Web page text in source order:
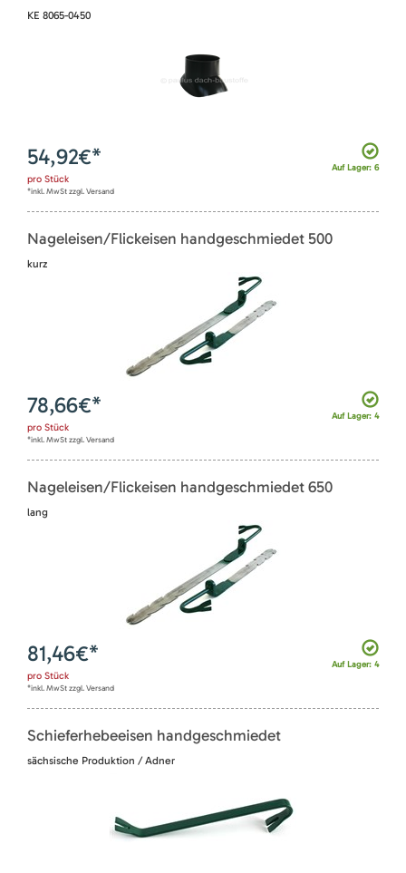
KE 8065-0450
Auf Lager: 6
54,92€*
pro Stück
*inkl. MwSt zzgl. Versand
Nageleisen/Flickeisen handgeschmiedet 500
kurz
Auf Lager: 4
78,66€*
pro Stück
*inkl. MwSt zzgl. Versand
Nageleisen/Flickeisen handgeschmiedet 650
lang
Auf Lager: 4
81,46€*
pro Stück
*inkl. MwSt zzgl. Versand
Schieferhebeeisen handgeschmiedet
sächsische Produktion / Adner